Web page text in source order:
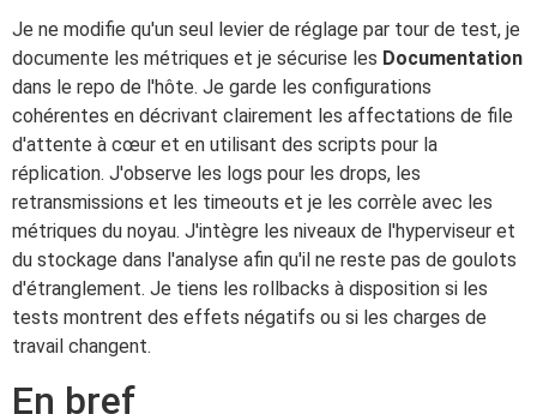
Je ne modifie qu'un seul levier de réglage par tour de test, je
documente les métriques et je sécurise les Documentation
dans le repo de l'hôte. Je garde les configurations
cohérentes en décrivant clairement les affectations de file
d'attente à cœur et en utilisant des scripts pour la
réplication. J'observe les logs pour les drops, les
retransmissions et les timeouts et je les corrèle avec les
métriques du noyau. J'intègre les niveaux de l'hyperviseur et
du stockage dans l'analyse afin qu'il ne reste pas de goulots
d'étranglement. Je tiens les rollbacks à disposition si les
tests montrent des effets négatifs ou si les charges de
travail changent.
En bref